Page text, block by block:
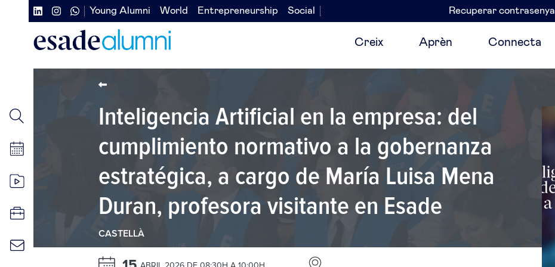
Navegación
secundaria
redes
sociales
Navegación
secundaria
izquierda
Young Alumni World Entrepreneurship Social
Navegación
secundaria
Recuperar contrasenya
Creix Aprèn Connecta
Inteligencia Artificial en la empresa: del
cumplimiento normativo a la gobernanza
estratégica, a cargo de María Luisa Mena
Duran, profesora visitante en Esade
CASTELLÀ